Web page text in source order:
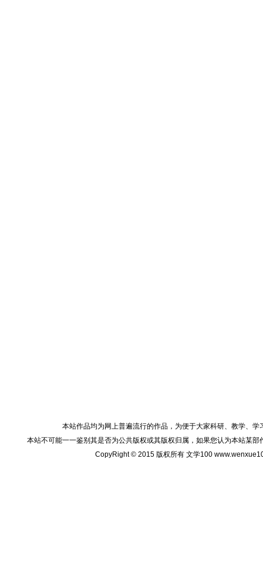
本站作品均为网上普遍流行的作品，为便于大家科研、教学、
本站不可能一一鉴别其是否为公共版权或其版权归属，如果您认为本站某
CopyRight © 2015 版权所有 文学100